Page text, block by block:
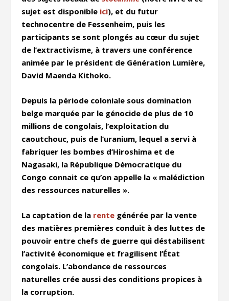
sujet est disponible ici), et du futur
technocentre de Fessenheim, puis les
participants se sont plongés au cœur du sujet
de l’extractivisme, à travers une conférence
animée par le président de Génération Lumière,
David Maenda Kithoko.
Depuis la période coloniale sous domination
belge marquée par le génocide de plus de 10
millions de congolais, l’exploitation du
caoutchouc, puis de l’uranium, lequel a servi à
fabriquer les bombes d’Hiroshima et de
Nagasaki, la République Démocratique du
Congo connait ce qu’on appelle la « malédiction
des ressources naturelles ».
La captation de la rente générée par la vente
des matières premières conduit à des luttes de
pouvoir entre chefs de guerre qui déstabilisent
l’activité économique et fragilisent l’État
congolais. L’abondance de ressources
naturelles crée aussi des conditions propices à
la corruption.